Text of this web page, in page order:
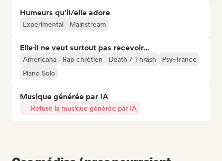
Humeurs qu’il/elle adore
Experimental Mainstream
Elle·il ne veut surtout pas recevoir...
Americana Rap chrétien Death / Thrash
Psy-Trance
Piano Solo
Musique générée par IA
Refuse la musique générée par IA